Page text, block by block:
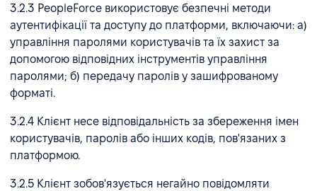
3.2.3 PeopleForce використовує безпечні методи
аутентифікації та доступу до платформи, включаючи: а)
управління паролями користувачів та їх захист за
допомогою відповідних інструментів управління
паролями; б) передачу паролів у зашифрованому
форматі.
3.2.4 Клієнт несе відповідальність за збереження імен
користувачів, паролів або інших кодів, пов'язаних з
платформою.
3.2.5 Клієнт зобов'язується негайно повідомляти